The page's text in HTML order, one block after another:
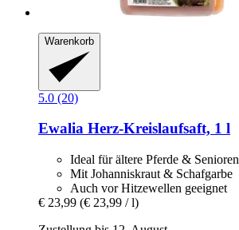
Warenkorb
5.0 (20)
Ewalia Herz-​Kreislaufsaft, 1 l
Ideal für ältere Pferde & Senioren
Mit Johanniskraut & Schafgarbe
Auch vor Hitzewellen geeignet
€ 23,99 (€ 23,99 / l)